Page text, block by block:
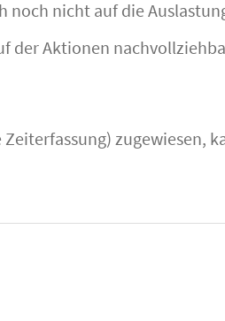
nicht auf die
der Aktionen
zugewiesen,